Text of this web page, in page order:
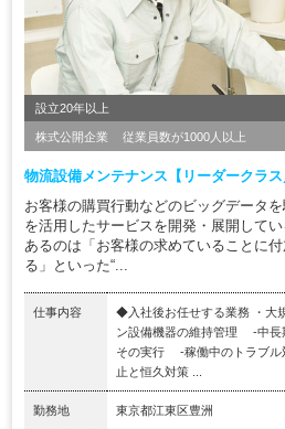
設立20年以上
株式公開企業 従業員数が1000人以上
物流設備メンテナンス【リーダークラ
お客様の購買行動などのビッグデータ
を活用したサービスを開発・展開して
あるのは「お客様の求めていることに
る」といった“...
仕事内容
◆入社後お任せする業務 ・大
ン設備機器の維持管理 -中長
その実行 -稼働中のトラブ
止と恒久対策 ...
勤務地 東京都江東区豊洲